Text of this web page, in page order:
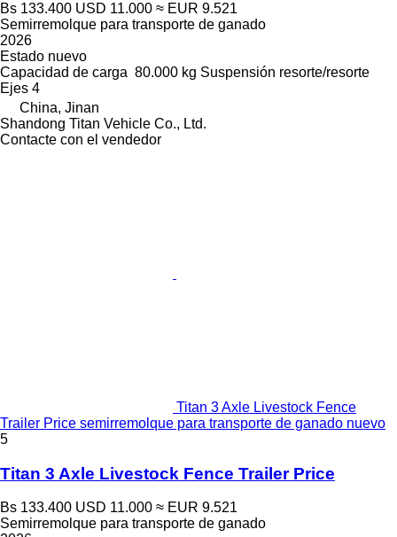
Bs 133.400 USD 11.000 ≈ EUR 9.521
Semirremolque para transporte de ganado
2026
Estado nuevo
Capacidad de carga 80.000 kg Suspensión resorte/resorte
Ejes 4
China, Jinan
Shandong Titan Vehicle Co., Ltd.
Contacte con el vendedor
Titan 3 Axle Livestock Fence
Trailer Price semirremolque para transporte de ganado nuevo
5
Titan 3 Axle Livestock Fence Trailer Price
Bs 133.400 USD 11.000 ≈ EUR 9.521
Semirremolque para transporte de ganado